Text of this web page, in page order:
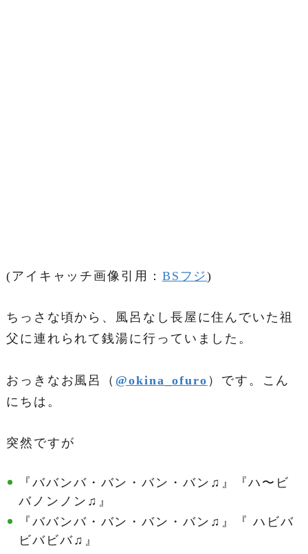
(アイキャッチ画像引用： BSフジ)
ちっさな頃から、風呂なし長屋に住んでいた祖
父に連れられて銭湯に行っていました。
おっきなお風呂（ @okina_ofuro ）です。こん
にちは。
突然ですが
『ババンバ・バン・バン・バン♫』『ハ〜ビ
バノンノン♫』
『ババンバ・バン・バン・バン♫』『 ハビバ
ビバビバ♫』